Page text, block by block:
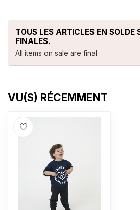
TOUS LES ARTICLES EN SOLDE
FINALES.
All items on sale are final.
VU(S) RÉCEMMENT